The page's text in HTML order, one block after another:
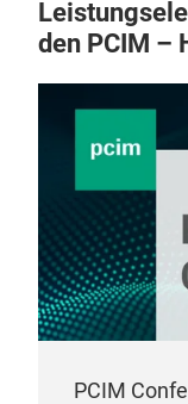
den PCIM –
PCIM